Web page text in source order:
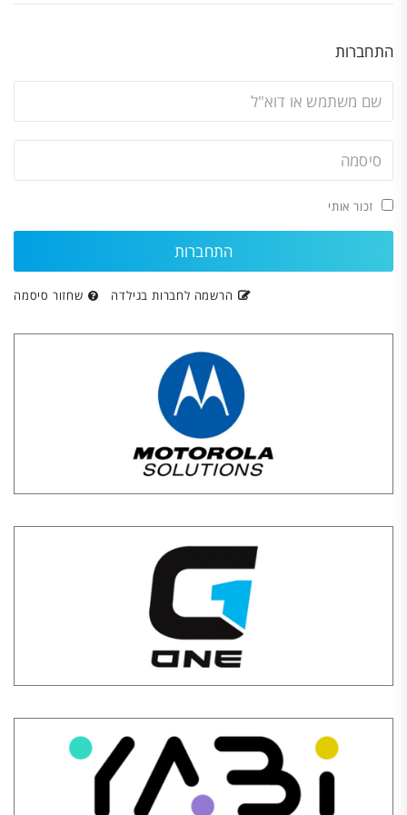
התחברות
זכור אותי
הרשמה לחברות בגילדה שחזור סיסמה